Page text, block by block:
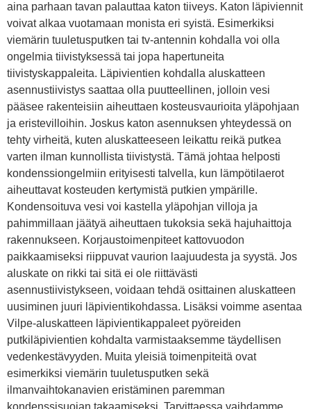
aina parhaan tavan palauttaa katon tiiveys. Katon läpiviennit
voivat alkaa vuotamaan monista eri syistä. Esimerkiksi
viemärin tuuletusputken tai tv-antennin kohdalla voi olla
ongelmia tiivistyksessä tai jopa hapertuneita
tiivistyskappaleita. Läpivientien kohdalla aluskatteen
asennustiivistys saattaa olla puutteellinen, jolloin vesi
pääsee rakenteisiin aiheuttaen kosteusvaurioita yläpohjaan
ja eristevilloihin. Joskus katon asennuksen yhteydessä on
tehty virheitä, kuten aluskatteeseen leikattu reikä putkea
varten ilman kunnollista tiivistystä. Tämä johtaa helposti
kondenssiongelmiin erityisesti talvella, kun lämpötilaerot
aiheuttavat kosteuden kertymistä putkien ympärille.
Kondensoituva vesi voi kastella yläpohjan villoja ja
pahimmillaan jäätyä aiheuttaen tukoksia sekä hajuhaittoja
rakennukseen. Korjaustoimenpiteet kattovuodon
paikkaamiseksi riippuvat vaurion laajuudesta ja syystä. Jos
aluskate on rikki tai sitä ei ole riittävästi
asennustiivistykseen, voidaan tehdä osittainen aluskatteen
uusiminen juuri läpivientikohdassa. Lisäksi voimme asentaa
Vilpe-aluskatteen läpivientikappaleet pyöreiden
putkiläpivientien kohdalta varmistaaksemme täydellisen
vedenkestävyyden. Muita yleisiä toimenpiteitä ovat
esimerkiksi viemärin tuuletusputken sekä
ilmanvaihtokanavien eristäminen paremman
kondenssisuojan takaamiseksi. Tarvittaessa vaihdamme